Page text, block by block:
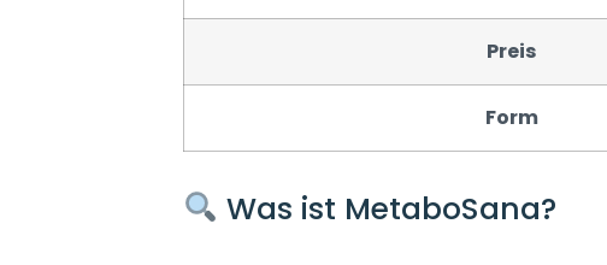
Preis
Form
Was ist MetaboSana?